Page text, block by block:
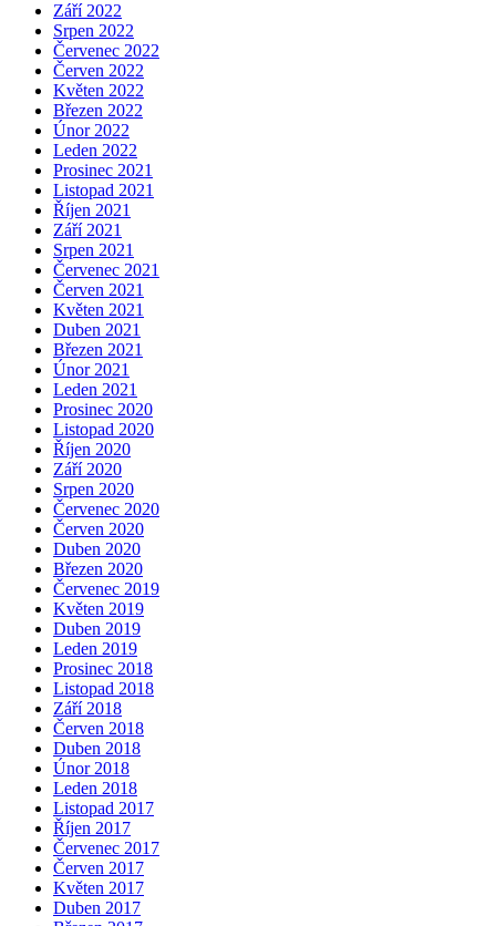
Září 2022
Srpen 2022
Červenec 2022
Červen 2022
Květen 2022
Březen 2022
Únor 2022
Leden 2022
Prosinec 2021
Listopad 2021
Říjen 2021
Září 2021
Srpen 2021
Červenec 2021
Červen 2021
Květen 2021
Duben 2021
Březen 2021
Únor 2021
Leden 2021
Prosinec 2020
Listopad 2020
Říjen 2020
Září 2020
Srpen 2020
Červenec 2020
Červen 2020
Duben 2020
Březen 2020
Červenec 2019
Květen 2019
Duben 2019
Leden 2019
Prosinec 2018
Listopad 2018
Září 2018
Červen 2018
Duben 2018
Únor 2018
Leden 2018
Listopad 2017
Říjen 2017
Červenec 2017
Červen 2017
Květen 2017
Duben 2017